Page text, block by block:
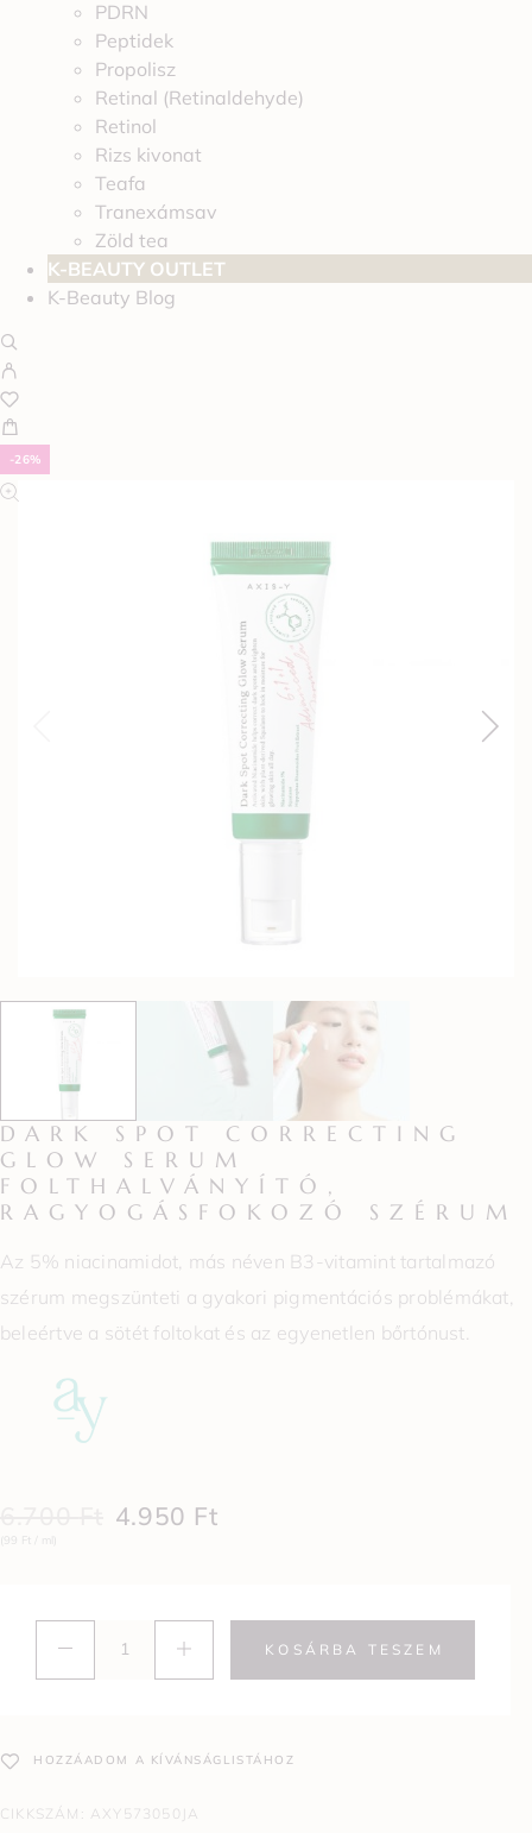
PDRN
Peptidek
Propolisz
Retinal (Retinaldehyde)
Retinol
Rizs kivonat
Teafa
Tranexámsav
Zöld tea
K-BEAUTY OUTLET
K-Beauty Blog
-26%
DARK SPOT CORRECTING
GLOW SERUM
FOLTHALVÁNYÍTÓ,
RAGYOGÁSFOKOZÓ SZÉRUM
Az 5% niacinamidot, más néven B3-vitamint tartalmazó
szérum megszünteti a gyakori pigmentációs problémákat,
beleértve a sötét foltokat és az egyenetlen bőrtónust.
4.950 Ft
(99 Ft / ml)
KOSÁRBA TESZEM
HOZZÁADOM A KÍVÁNSÁGLISTÁHOZ
CIKKSZÁM: AXY573050JA